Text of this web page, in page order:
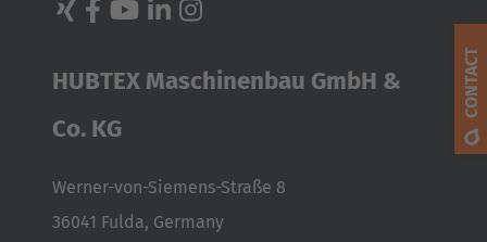
INTERNATIONAL
Deutsch
Español
HUBTEX Maschinenbau GmbH &
Co. KG
Werner-von-Siemens-Straße 8
36041 Fulda, Germany
CONTACT